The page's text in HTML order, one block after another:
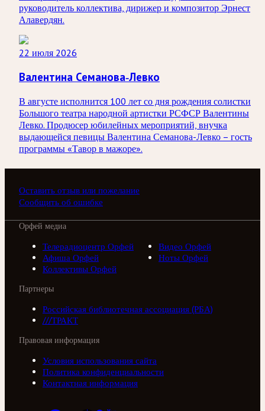
руководитель коллектива, дирижер и композитор Эрнест
Алавердян.
22 июля 2026
Валентина Семанова-Левко
В августе исполнится 100 лет со дня рождения солистки
Большого театра народной артистки РСФСР Валентины
Левко. Продюсер юбилейных мероприятий, внучка
выдающейся певицы Валентина Семанова-Левко – гость
программы «Тавор в мажоре».
Оставить отзыв или пожелание
Сообщить об ошибке
Орфей медиа
Телерадиоцентр Орфей
Видео Орфей
Афиша Орфей
Ноты Орфей
Коллективы Орфей
Партнеры
Российская библиотечная ассоциация (РБА)
///ТРАКТ
Правовая информация
Условия использования сайта
Политика конфиденциальности
Контактная информация